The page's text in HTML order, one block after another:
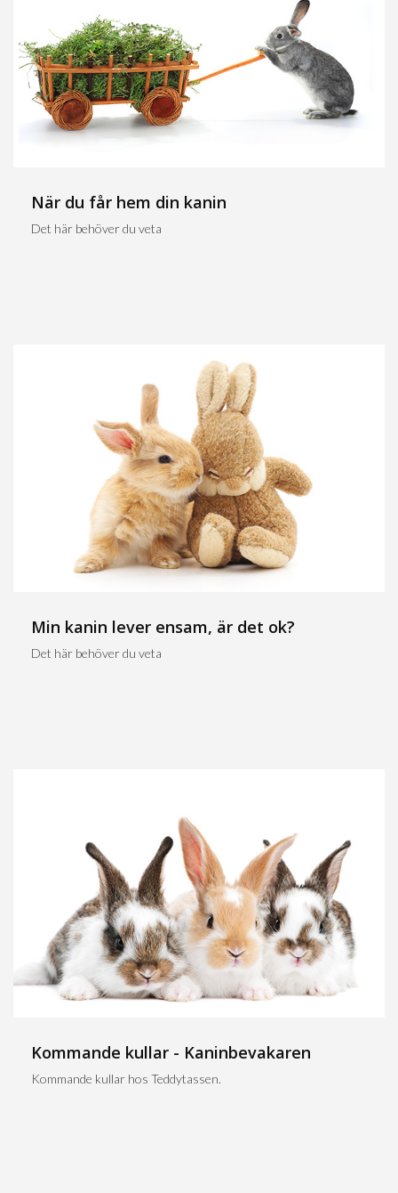
När du får hem din kanin
Det här behöver du veta
Min kanin lever ensam, är det ok?
Det här behöver du veta
Kommande kullar - Kaninbevakaren
Kommande kullar hos Teddytassen.